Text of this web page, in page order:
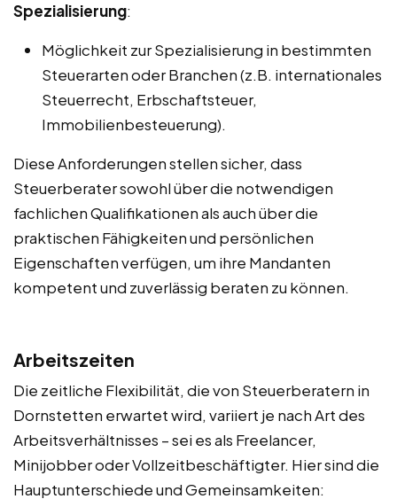
Spezialisierung:
Möglichkeit zur Spezialisierung in bestimmten
Steuerarten oder Branchen (z.B. internationales
Steuerrecht, Erbschaftsteuer,
Immobilienbesteuerung).
Diese Anforderungen stellen sicher, dass
Steuerberater sowohl über die notwendigen
fachlichen Qualifikationen als auch über die
praktischen Fähigkeiten und persönlichen
Eigenschaften verfügen, um ihre Mandanten
kompetent und zuverlässig beraten zu können.
Arbeitszeiten
Die zeitliche Flexibilität, die von Steuerberatern in
Dornstetten erwartet wird, variiert je nach Art des
Arbeitsverhältnisses – sei es als Freelancer,
Minijobber oder Vollzeitbeschäftigter. Hier sind die
Hauptunterschiede und Gemeinsamkeiten: